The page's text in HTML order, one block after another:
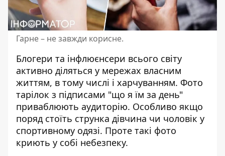
Гарне – не завжди корисне.
Блогери та інфлюєнсери всього світу
активно діляться у мережах власним
життям, в тому числі і харчуванням. Фото
тарілок з підписами "що я їм за день"
приваблюють аудиторію. Особливо якщо
поряд стоїть струнка дівчина чи чоловік у
спортивному одязі. Проте такі фото
криють у собі небезпеку.